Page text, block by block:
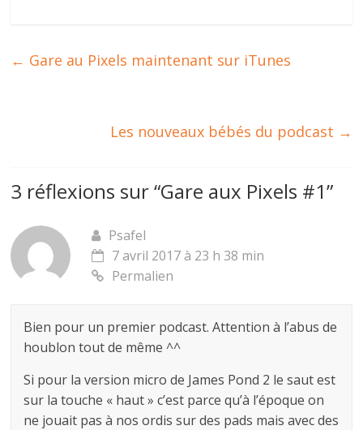
← Gare au Pixels maintenant sur iTunes
Les nouveaux bébés du podcast →
3 réflexions sur “Gare aux Pixels #1”
Psafel
7 avril 2017 à 23 h 38 min
Permalien
Bien pour un premier podcast. Attention à l’abus de
houblon tout de même ^^
Si pour la version micro de James Pond 2 le saut est
sur la touche « haut » c’est parce qu’à l’époque on
ne jouait pas à nos ordis sur des pads mais avec des